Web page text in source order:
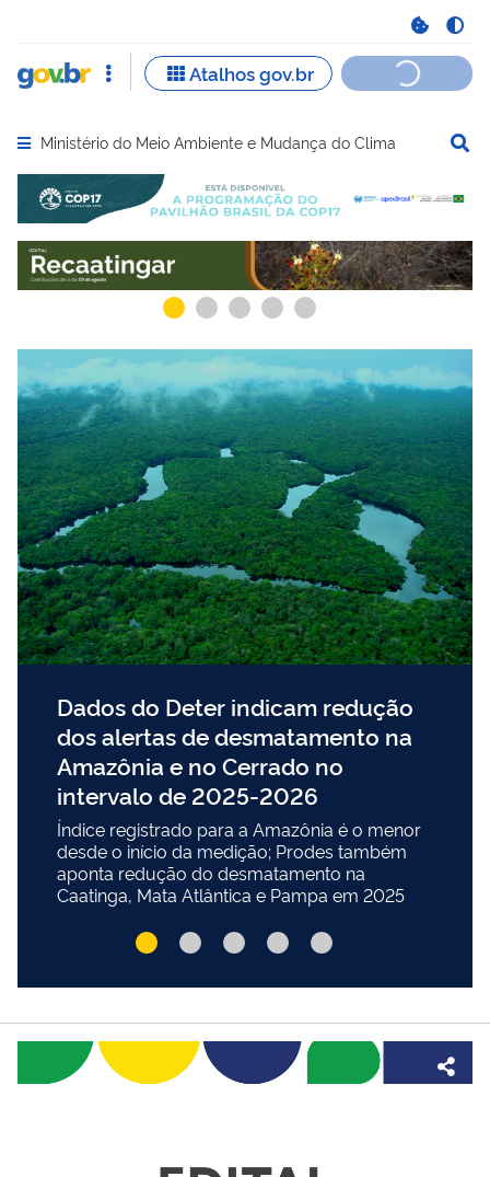
Abrir menu principal de navegação
Ministério do Meio Ambiente e Mudança do Clima
Serviços recomendados para você Serviços
Dados do Deter indicam redução
dos alertas de desmatamento na
Amazônia e no Cerrado no
intervalo de 2025-2026
Índice registrado para a Amazônia é o menor
desde o início da medição; Prodes também
aponta redução do desmatamento na
Caatinga, Mata Atlântica e Pampa em 2025